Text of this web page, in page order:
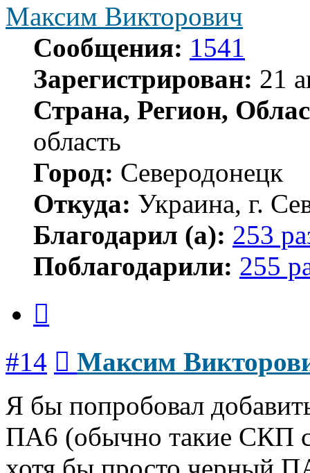
Максим Викторович
Сообщения: 1541
Зарегистрирован: 21
Страна, Регион,
область
Город: Северодонецк
Откуда: Украина, г.
Благодарил (а): 253
Поблагодарили: 255
#14
Максим
Я бы попробовал
ПА6 (обычно такие СКП